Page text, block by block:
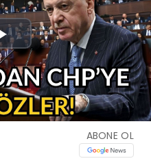
Play
Video
ABONE OL